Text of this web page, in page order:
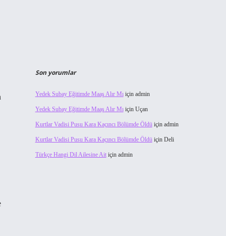
Son yorumlar
Yedek Subay Eğitimde Maaş Alır Mıiçin admin
Yedek Subay Eğitimde Maaş Alır Mıiçin Uçan
Kurtlar Vadisi Pusu Kara Kaçıncı Bölümde Öldüiçin admin
Kurtlar Vadisi Pusu Kara Kaçıncı Bölümde Öldüiçin Deli
Türkçe Hangi Dil Ailesine Aitiçin admin